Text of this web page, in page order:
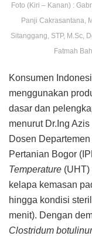
Foto (Kiri – Kanan) :
Panji Cakrasantana,
Sitanggang, STP, M.Sc,
Fatmah
Konsumen
menggunakan
dasar dan
menurut Dr.Ing
Dosen
Pertanian Bogor
Temperature (UHT)
kelapa kemasan
hingga kondisi
menit). Dengan
Clostridum